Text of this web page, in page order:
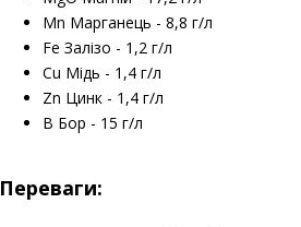
Mn Марганець - 8,8 г/л
Fe Залізо - 1,2 г/л
Cu Мідь - 1,4 г/л
Zn Цинк - 1,4 г/л
B Бор - 15 г/л
Переваги: